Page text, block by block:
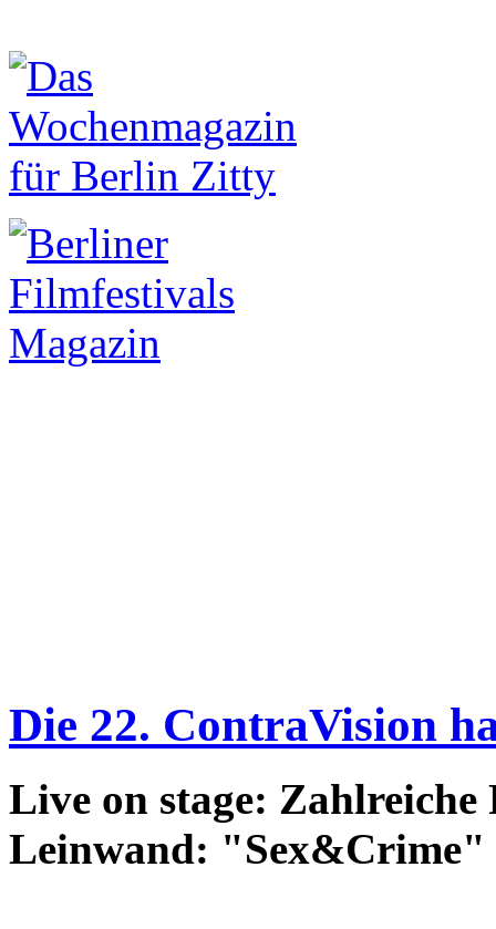
Die 22. ContraVision
Live on stage:
Leinwand: "Sex&Crime"